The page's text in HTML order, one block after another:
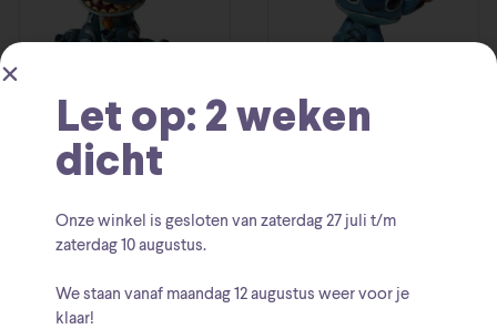
Ohana means Family
Stitch
Let op: 2 weken
dicht
Onze winkel is gesloten van zaterdag27 juli t/m
zaterdag 10 augustus.
We staan vanaf maandag 12 augustus weer voor je
klaar!